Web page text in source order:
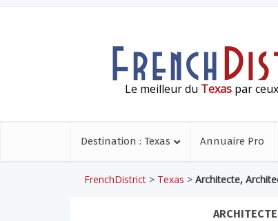
Le meilleur du Texaspar
Destination : Texas Annuaire Pro
FrenchDistrict > Texas > Architecte,